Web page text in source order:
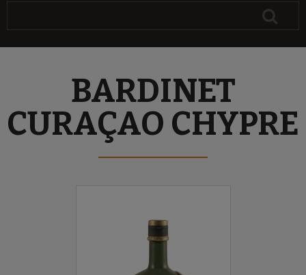
BARDINET
CURAÇAO CHYPRE